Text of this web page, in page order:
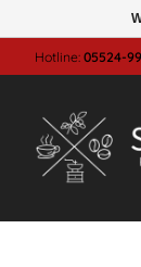
Hotline: 05524-